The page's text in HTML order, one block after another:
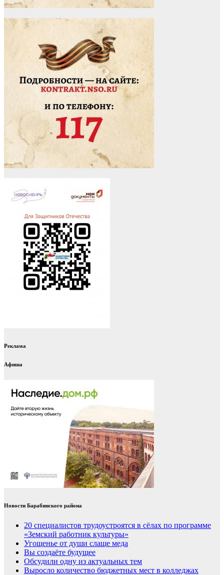
Реклама
Афиша
Новости Барабинского района
20 специалистов трудоустроятся в сёлах по программе
«Земский работник культуры»
Угощенье от души слаще меда
Вы создаёте будущее
Обсудили одну из актуальных тем
Выросло количество бюджетных мест в колледжах